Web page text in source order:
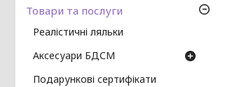
Товари та послуги
Реалістичні ляльки
Аксесуари БДСМ
Подарункові сертифікати